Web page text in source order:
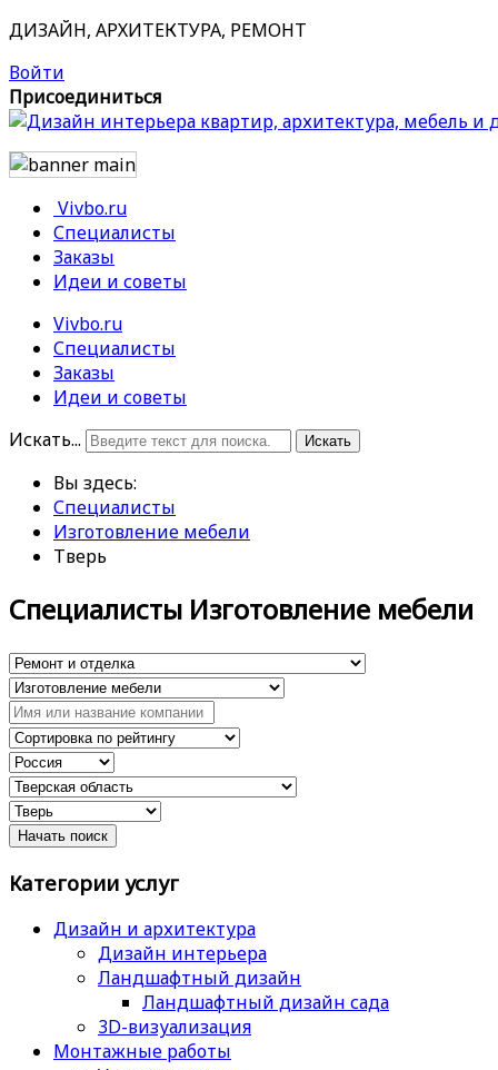
ДИЗАЙН, АРХИТЕКТУРА, РЕМОНТ
Войти
Присоединиться
Vivbo.ru
Специалисты
Заказы
Идеи и советы
Vivbo.ru
Специалисты
Заказы
Идеи и советы
Искать...
Искать
Вы здесь:
Специалисты
Изготовление мебели
Тверь
Специалисты Изготовление мебели
Категории услуг
Дизайн и архитектура
Дизайн интерьера
Ландшафтный дизайн
Ландшафтный дизайн сада
3D-визуализация
Монтажные работы